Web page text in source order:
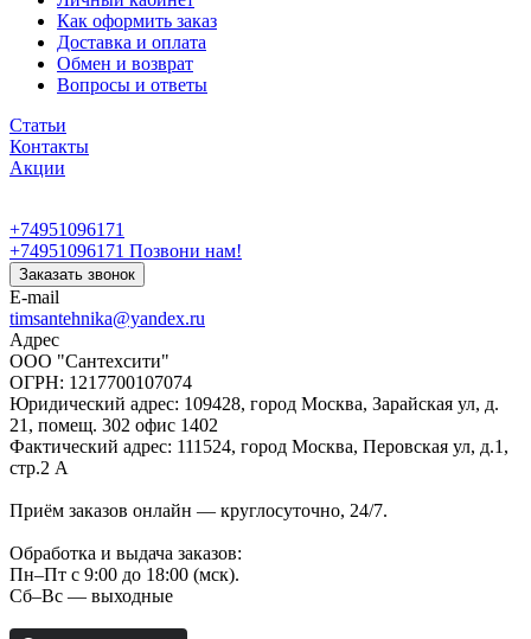
Как оформить заказ
Доставка и оплата
Обмен и возврат
Вопросы и ответы
Статьи
Контакты
Акции
+74951096171
+74951096171 Позвони нам!
Заказать звонок
E-mail
timsantehnika@yandex.ru
Адрес
ООО "Сантехсити"
ОГРН: 1217700107074
Юридический адрес: 109428, город Москва, Зарайская ул, д.
21, помещ. 302 офис 1402
Фактический адрес: 111524, город Москва, Перовская ул, д.1,
стр.2 А
Приём заказов онлайн — круглосуточно, 24/7.
Обработка и выдача заказов:
Пн–Пт с 9:00 до 18:00 (мск).
Сб–Вс — выходные